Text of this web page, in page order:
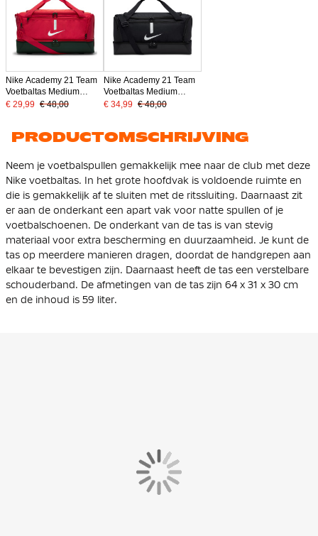
Nike Academy 21 Team
Voetbaltas Medium
Schoenenvak Rood
€ 29,99 € 48,00
Nike Academy 21 Team
Voetbaltas Medium
Schoenenvak Zwart
€ 34,99 € 48,00
PRODUCTOMSCHRIJVING
Neem je voetbalspullen gemakkelijk mee naar de club met deze
Nike voetbaltas. In het grote hoofdvak is voldoende ruimte en
die is gemakkelijk af te sluiten met de ritssluiting. Daarnaast zit
er aan de onderkant een apart vak voor natte spullen of je
voetbalschoenen. De onderkant van de tas is van stevig
materiaal voor extra bescherming en duurzaamheid. Je kunt de
tas op meerdere manieren dragen, doordat de handgrepen aan
elkaar te bevestigen zijn. Daarnaast heeft de tas een verstelbare
schouderband. De afmetingen van de tas zijn 64 x 31 x 30 cm
en de inhoud is 59 liter.